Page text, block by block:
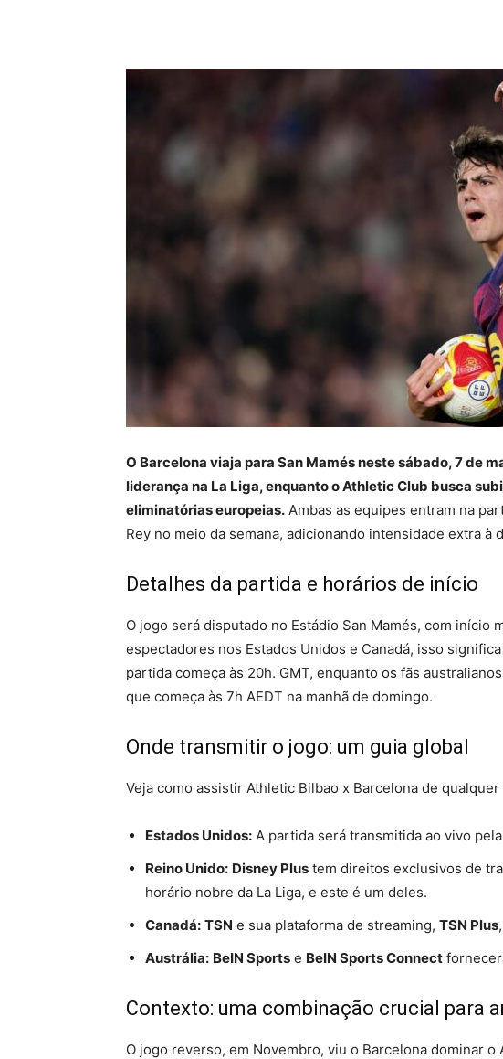
O Barcelona viaja para San Mamés neste sábado, 7 de
liderança na La Liga, enquanto o Athletic Club busca
eliminatórias europeias. Ambas as equipes entram na
Rey no meio da semana, adicionando intensidade extra à
Detalhes da partida e horários de início
O jogo será disputado no Estádio San Mamés, com início
espectadores nos Estados Unidos e Canadá, isso
partida começa às 20h. GMT, enquanto os fãs
que começa às 7h AEDT na manhã de domingo.
Onde transmitir o jogo: um guia global
Veja como assistir Athletic Bilbao x Barcelona de qualquer
Estados Unidos: A partida será transmitida ao vivo pela
Reino Unido: Disney Plus tem direitos exclusivos de
horário nobre da La Liga, e este é um deles.
Canadá: TSN e sua plataforma de streaming, TSN Plus
Austrália: BeIN Sports e BeIN Sports Connect
Contexto: uma combinação crucial para
O jogo reverso, em Novembro, viu o Barcelona dominar